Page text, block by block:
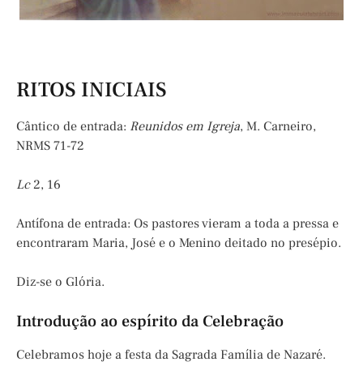
RITOS INICIAIS
Cântico de entrada: Reunidos em Igreja, M. Carneiro,
NRMS 71-72
Lc2, 16
Antífona de entrada: Os pastores vieram a toda a pressa e
encontraram Maria, José e o Menino deitado no presépio.
Diz-se o Glória.
Introdução ao espírito da Celebração
Celebramos hoje a festa da Sagrada Família de Nazaré.